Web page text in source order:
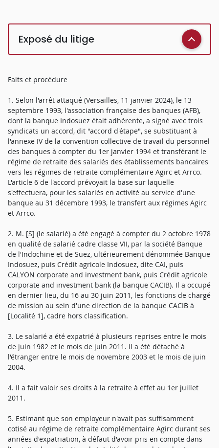
Exposé du litige
Faits et procédure
1. Selon l'arrêt attaqué (Versailles, 11 janvier 2024), le 13
septembre 1993, l'association française des banques (AFB),
dont la banque Indosuez était adhérente, a signé avec trois
syndicats un accord, dit "accord d'étape", se substituant à
l'annexe IV de la convention collective de travail du personnel
des banques à compter du 1er janvier 1994 et transférant le
régime de retraite des salariés des établissements bancaires
vers les régimes de retraite complémentaire Agirc et Arrco.
L'article 6 de l'accord prévoyait la base sur laquelle
s'effectuera, pour les salariés en activité au service d'une
banque au 31 décembre 1993, le transfert aux régimes Agirc
et Arrco.
2. M. [S] (le salarié) a été engagé à compter du 2 octobre 1978
en qualité de salarié cadre classe VII, par la société Banque
de l'Indochine et de Suez, ultérieurement dénommée Banque
Indosuez, puis Crédit agricole Indosuez, dite CAI, puis
CALYON corporate and investment bank, puis Crédit agricole
corporate and investment bank (la banque CACIB). Il a occupé
en dernier lieu, du 16 au 30 juin 2011, les fonctions de chargé
de mission au sein d'une direction de la banque CACIB à
[Localité 1], cadre hors classification.
3. Le salarié a été expatrié à plusieurs reprises entre le mois
de juin 1982 et le mois de juin 2011. Il a été détaché à
l'étranger entre le mois de novembre 2003 et le mois de juin
2004.
4. Il a fait valoir ses droits à la retraite à effet au 1er juillet
2011.
5. Estimant que son employeur n'avait pas suffisamment
cotisé au régime de retraite complémentaire Agirc durant ses
années d'expatriation, à défaut d'avoir pris en compte dans